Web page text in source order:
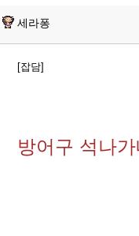
세라퐁
[잡담]
방어구 석나가